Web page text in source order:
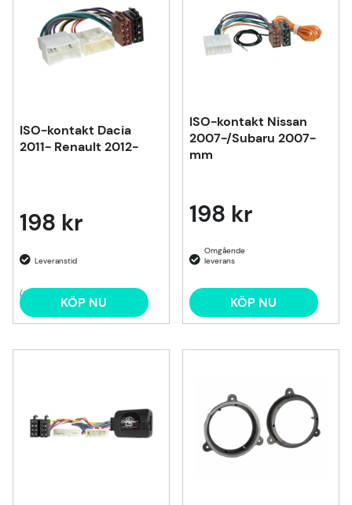
ISO-kontakt Dacia
2011- Renault 2012-
198 kr
(1) KÖP NU
ISO-kontakt Nissan
2007-/Subaru 2007-
mm
198 kr
KÖP NU